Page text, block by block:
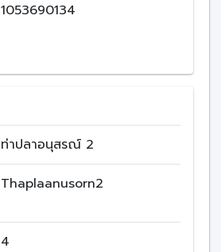
1053690134
ท่าปลาอนุสรณ์ 2
Thaplaanusorn2
4